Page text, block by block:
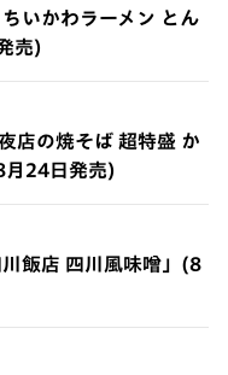
ちいかわラーメン とん
売)
店の焼そば 超特盛 か
月24日発売)
川飯店 四川風味噌」(8